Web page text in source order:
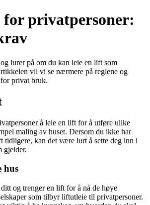
privatpersoner:
lurer på om du kan leie en lift som
vil vi se nærmere på reglene og
privat bruk.
å leie en lift for å utføre ulike
maling av huset. Dersom du ikke har
tidligere, kan det være lurt å sette deg inn i
gjelder.
hus
og trenger en lift for å nå de høye
som tilbyr liftutleie til privatpersoner.